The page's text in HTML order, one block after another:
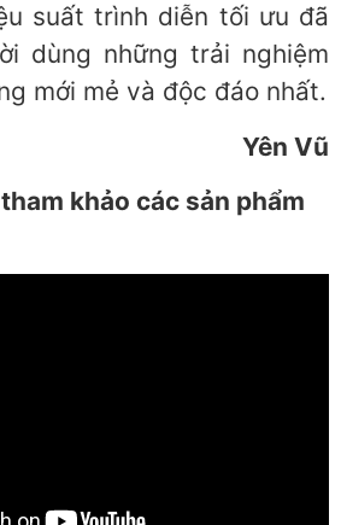
suất trình diễn tối ưu đã
dùng những trải nghiệm
mới mẻ và độc đáo nhất.
Yên Vũ
khảo các sản phẩm